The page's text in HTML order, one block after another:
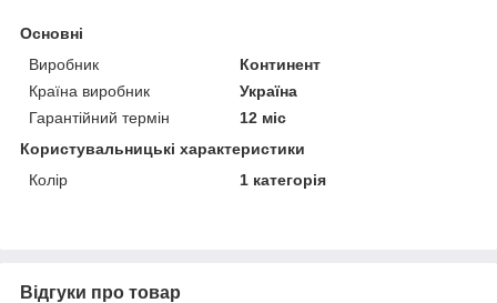
Основні
Виробник
Континент
Країна виробник
Україна
Гарантійний термін
12 міс
Користувальницькі характеристики
Колір
1 категорія
Відгуки про товар